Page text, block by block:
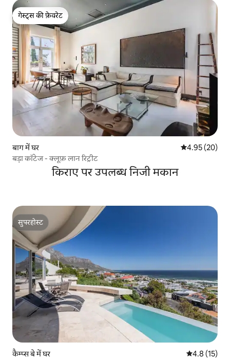
गेस्ट्स की फ़ेवरेट
गेस्ट्स की फ़ेवरेट
बाग में घर औसत रेटिंग 5 में
4.95 (20)
बड़ा कॉटेज - क्लूफ़ लान रिट्रीट
किराए पर उपलब्ध निजी मकान
सुपरहोस्ट
सुपरहोस्ट
कैम्प्स बे में घर औसत रेटिंग 5
4.8 (15)